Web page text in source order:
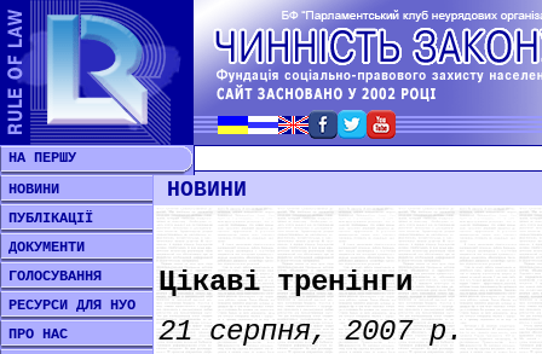
НА ПЕРШУ
НОВИНИ
ПУБЛІКАЦІЇ
ДОКУМЕНТИ
ГОЛОСУВАННЯ
РЕСУРСИ ДЛЯ НУО
ПРО НАС
НОВИНИ
Цікаві тренінги
21 серпня, 2007 р.